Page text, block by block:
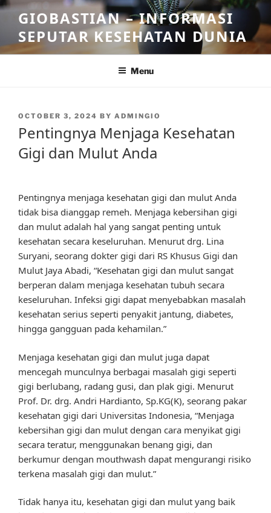
Skip
content
GIOBASTIAN – INFORMASI
SEPUTAR KESEHATAN DUNIA
Menu
POSTED
OCTOBER 3, 2024 BY ADMINGIO
Pentingnya Menjaga Kesehatan
Gigi dan Mulut Anda
Pentingnya menjaga kesehatan gigi dan mulut Anda
tidak bisa dianggap remeh. Menjaga kebersihan gigi
dan mulut adalah hal yang sangat penting untuk
kesehatan secara keseluruhan. Menurut drg. Lina
Suryani, seorang dokter gigi dari RS Khusus Gigi dan
Mulut Jaya Abadi, “Kesehatan gigi dan mulut sangat
berperan dalam menjaga kesehatan tubuh secara
keseluruhan. Infeksi gigi dapat menyebabkan masalah
kesehatan serius seperti penyakit jantung, diabetes,
hingga gangguan pada kehamilan.”
Menjaga kesehatan gigi dan mulut juga dapat
mencegah munculnya berbagai masalah gigi seperti
gigi berlubang, radang gusi, dan plak gigi. Menurut
Prof. Dr. drg. Andri Hardianto, Sp.KG(K), seorang pakar
kesehatan gigi dari Universitas Indonesia, “Menjaga
kebersihan gigi dan mulut dengan cara menyikat gigi
secara teratur, menggunakan benang gigi, dan
berkumur dengan mouthwash dapat mengurangi risiko
terkena masalah gigi dan mulut.”
Tidak hanya itu, kesehatan gigi dan mulut yang baik